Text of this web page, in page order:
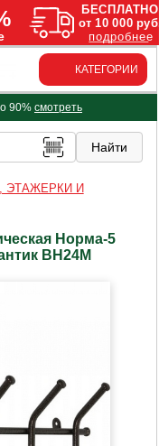
КАТЕГОРИИ
90% смотреть
ЭТАЖЕРКИ И
Норма-5
ВН24М